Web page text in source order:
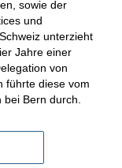
sowie der
und
unterzieht
Jahre einer
von
führte diese vom
bei Bern durch.